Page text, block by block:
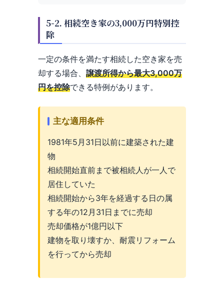
5-2. 相続空き家の3,000万円特別控
除
一定の条件を満たす相続した空き家を売
却する場合、 譲渡所得から最大3,000万
円を控除できる特例があります。
主な適用条件
1981年5月31日以前に建築された建
物
相続開始直前まで被相続人が一人で
居住していた
相続開始から3年を経過する日の属
する年の12月31日までに売却
売却価格が1億円以下
建物を取り壊すか、耐震リフォーム
を行ってから売却